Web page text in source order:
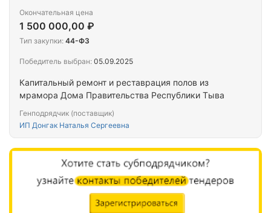
Капитальный ремонт и реставрация полов из
мрамора Дома Правительства Республики Тыва
Генподрядчик (поставщик)
ИП Донгак Наталья Сергеевна
Окончательная цена
1 500 000,00 ₽
Тип закупки: 44-ФЗ
Победитель выбран: 05.09.2025